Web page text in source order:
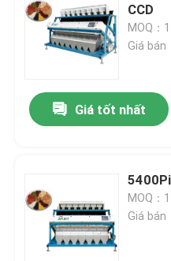
CCD
MOQ：1
Giá bán
Giá tốt nhất
MOQ：1
Giá bán